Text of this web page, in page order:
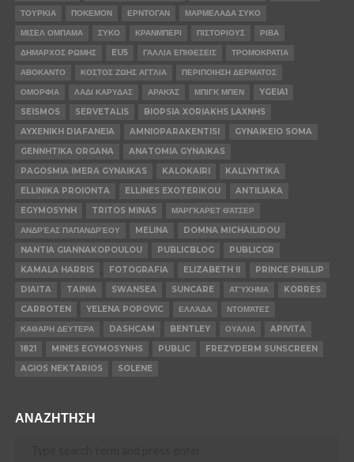
ΤΟΥΡΚΙΑ
ΠΟΚΕΜΟΝ ΕΡΝΤΟΓΑΝ
ΜΑΡΜΕΛΑΔΑ ΣΥΚΟ
ΜΙΣΕΛ ΟΜΠΑΜΑ
ΣΥΚΟ ΚΡΑΝΜΠΕΡΙ ΠΙΣΤΟΡΙΟΥΣ
ΡΙΒΑ
ΔΗΜΑΡΧΟΣ ΡΩΜΗΣ
EU5 ΓΑΛΛΙΑ ΕΠΙΘΕΣΕΙΣ
ΤΡΟΜΟΚΡΑΤΙΑ
ΑΒΟΚΑΝΤΟ
ΚΟΣΤΟΣ ΖΩΗΣ ΑΓΓΛΙΑ
ΠΕΡΙΠΟΙΗΣΗ ΔΕΡΜΑΤΟΣ
ΟΜΟΡΦΙΑ
ΛΑΔΙ ΚΑΡΥΔΑΣ ΑΡΑΚΆΣ ΜΠΙΓΚ ΜΠΕΝ
YGEIA1
SEISMOS
SERVETALIS
BIOPSIA XORIAKHS LAXNHS
AYXENIKH DIAFANEIA
AMNIOPARAKENTISI
GYNAIKEIO SOMA
GENNHTIKA ORGANA
ANATOMIA GYNAIKAS
PAGOSMIA IMERA GYNAIKAS
KALOKAIRI
KALLYNTIKA
ELLINIKA PROIONTA
ELLINES EXOTERIKOU
ANTILIAKA
EGYMOSYNH
TRITOS MINAS
ΜΆΡΓΚΑΡΕΤ ΘΆΤΣΕΡ
ΑΝΔΡΈΑΣ ΠΑΠΑΝΔΡΈΟΥ
MELINA
DOMNA MICHAILIDOU
NANTIA GIANNAKOPOULOU
PUBLICBLOG
PUBLICGR
KAMALA HARRIS
FOTOGRAFIA ELIZABETH II
PRINCE PHILLIP
DIAITA
TAINIA SWANSEA SUNCARE ΑΤΎΧΗΜΑ
KORRES
CARROTEN
YELENA POPOVIC ΕΛΛΆΔΑ
ΝΤΟΜΆΤΕΣ
ΚΑΘΑΡΗ ΔΕΥΤΕΡΑ
DASHCAM BENTLEY ΟΥΑΛΙΑ
APIVITA
1821
MINES EGYMOSYNHS PUBLIC
FREZYDERM SUNSCREEN
AGIOS NEKTARIOS
SOLENE
ΑΝΑΖΗΤΗΣΗ